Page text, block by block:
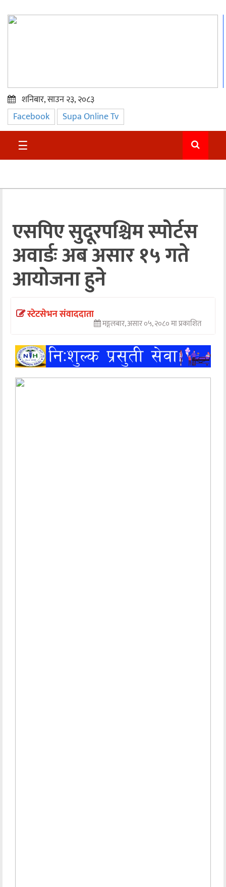
प्रमुख
समाचार
सुदुर
अन्तराष्ट्रिय
अन्तर्वार्ता
अर्थ
खेलकुद
मनोरञ्जन
शनिबार, साउन २३, २०८३
Facebook Supa Online Tv
☰
एसपिए सुदूरपश्चिम स्पोर्टस
अवार्डः अब असार १५ गते
आयोजना हुने
स्टेटसेभन संवाददाता
मङ्गलबार, असार ०५, २०८० मा प्रकाशित